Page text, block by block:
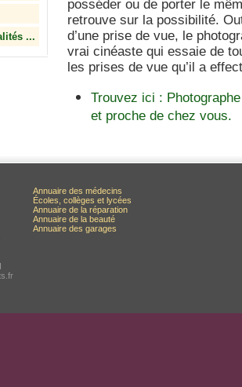
...
posséder ou de porter le
retrouve sur la possibilité.
d’une prise de vue, le
vrai cinéaste qui essaie de
les prises de vue qu’il a
Trouvez ici :
et proche de chez vous.
Annuaire des médecins
Écoles, collèges et lycées
Annuaire de la réparation
Annuaire de la beauté
Annuaire des garages